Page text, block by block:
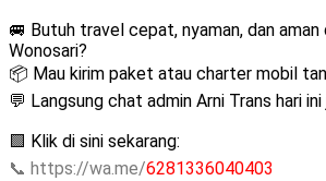
🚐 Butuh travel cepat, nyaman, dan aman
Wonosari?
📦 Mau kirim paket atau charter mobil
💬 Langsung chat admin Arni Trans hari ini
🟩 Klik di sini sekarang:
📞 https://wa.me/6281336040403